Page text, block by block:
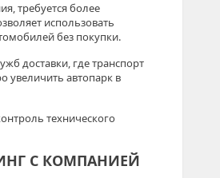
требуется более
использовать
без покупки.
доставки, где транспорт
увеличить автопарк в
технического
С КОМПАНИЕЙ